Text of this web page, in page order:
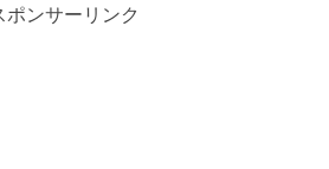
ポンサーリンク